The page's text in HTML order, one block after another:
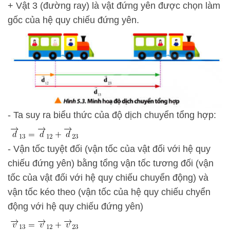
+ Vật 3 (đường ray) là vật đứng yên được chọn làm
gốc của hệ quy chiếu đứng yên.
- Ta suy ra biểu thức của độ dịch chuyển tổng hợp:
- Vận tốc tuyệt đối (vận tốc của vật đối với hệ quy
chiếu đứng yên) bằng tổng vận tốc tương đối (vận
tốc của vật đối với hệ quy chiếu chuyển động) và
vận tốc kéo theo (vận tốc của hệ quy chiếu chyển
động với hệ quy chiếu đứng yên)